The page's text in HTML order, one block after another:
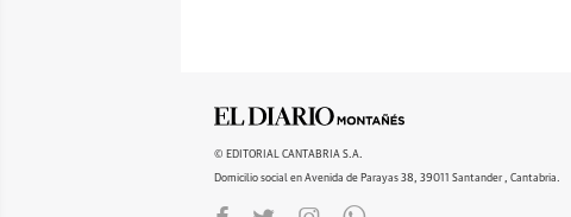
© EDITORIAL CANTABRIA S.A.
Domicilio social en Avenida de Parayas 38, 39011 Santander , Cantabria.